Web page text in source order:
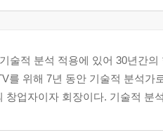
적 분석 적용에 있어 30년간의
를 위해 7년 동안 기술적 분석가
업자이자 회장이다. 기술적 분